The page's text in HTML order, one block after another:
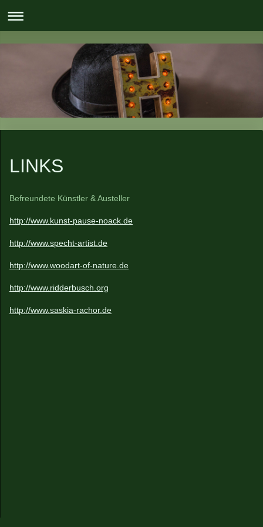
LINKS
Befreundete Künstler & Austeller
http://www.kunst-pause-noack.de
http://www.specht-artist.de
http://www.woodart-of-nature.de
http://www.ridderbusch.org
http://www.saskia-rachor.de